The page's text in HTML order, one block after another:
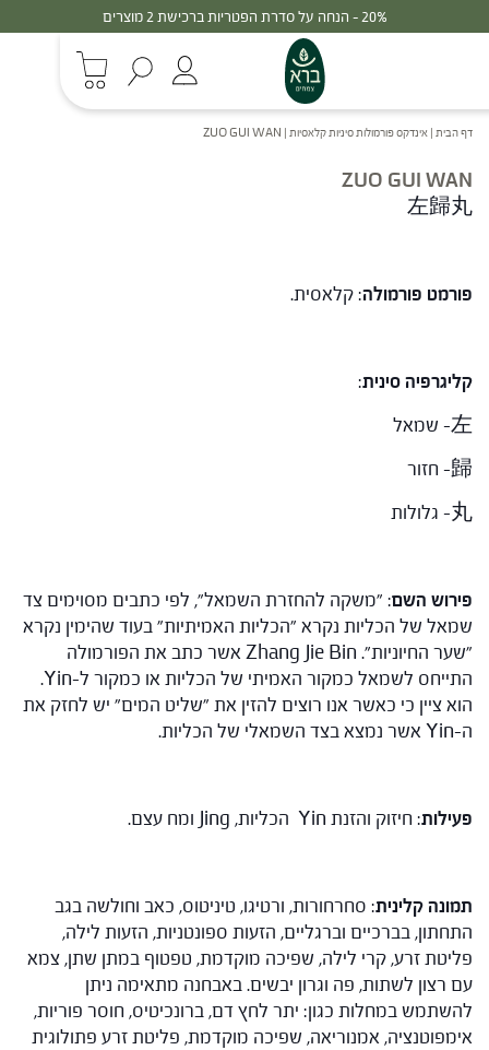
דף הבית | אינדקס פורמולות סיניות קלאסיות |
ZUO GUI WAN
ZUO GUI WAN
左歸丸
פורמט פורמולה: קלאסית.
קליגרפיה סינית:
左- שמאל
歸- חזור
丸- גלולות
פירוש השם: "משקה להחזרת השמאל", לפי כתבים מסוימים צד
שמאל של הכליות נקרא "הכליות האמיתיות" בעוד שהימין נקרא
"שער החיוניות". Zhang Jie Bin אשר כתב את הפורמולה
התייחס לשמאל כמקור האמיתי של הכליות או כמקור ל-Yin.
הוא ציין כי כאשר אנו רוצים להזין את "שליט המים" יש לחזק את
ה-Yin אשר נמצא בצד השמאלי של הכליות.
פעילות: חיזוק והזנת Yin הכליות, Jing ומח עצם.
תמונה קלינית: סחרחורות, ורטיגו, טיניטוס, כאב וחולשה בגב
התחתון, בברכיים וברגליים, הזעות ספונטניות, הזעות לילה,
פליטת זרע, קרי לילה, שפיכה מוקדמת, טפטוף במתן שתן, צמא
עם רצון לשתות, פה וגרון יבשים. באבחנה מתאימה ניתן
להשתמש במחלות כגון: יתר לחץ דם, ברונכיטיס, חוסר פוריות,
אימפוטנציה, אמנוריאה, שפיכה מוקדמת, פליטת זרע פתולוגית